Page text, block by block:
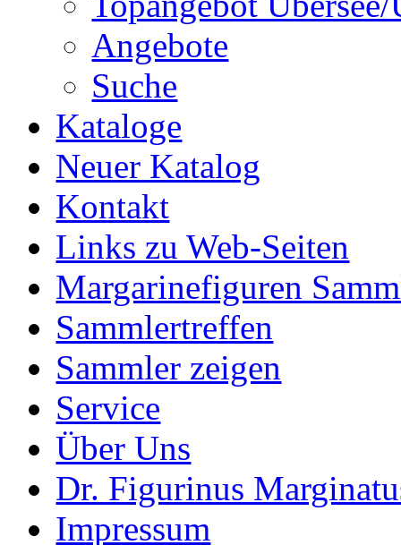
Angebote
Suche
Kataloge
Neuer Katalog
Kontakt
Links zu Web-Seiten
Margarinefiguren
Sammlertreffen
Sammler zeigen
Service
Über Uns
Dr. Figurinus
Impressum